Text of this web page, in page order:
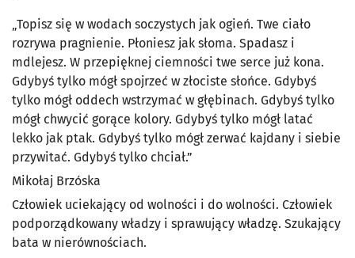
„Topisz się w wodach soczystych jak ogień. Twe ciało
rozrywa pragnienie. Płoniesz jak słoma. Spadasz i
mdlejesz. W przepięknej ciemności twe serce już kona.
Gdybyś tylko mógł spojrzeć w złociste słońce. Gdybyś
tylko mógł oddech wstrzymać w głębinach. Gdybyś tylko
mógł chwycić gorące kolory. Gdybyś tylko mógł latać
lekko jak ptak. Gdybyś tylko mógł zerwać kajdany i siebie
przywitać. Gdybyś tylko chciał.”
Mikołaj Brzóska
Człowiek uciekający od wolności i do wolności. Człowiek
podporządkowany władzy i sprawujący władzę. Szukający
bata w nierównościach.